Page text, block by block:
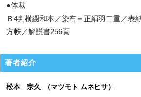
●体裁
Ｂ4判横綴和本／染布＝正絹羽二重／表
方帙／解説書256頁
著者紹介
松本 宗久 （マツモト ムネヒサ）